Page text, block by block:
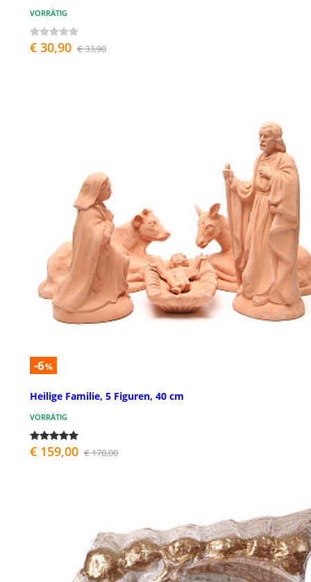
VORRÄTIG
€ 30,90 € 33,90
-6%
Heilige Familie, 5 Figuren, 40 cm
VORRÄTIG
€ 159,00 € 170,00